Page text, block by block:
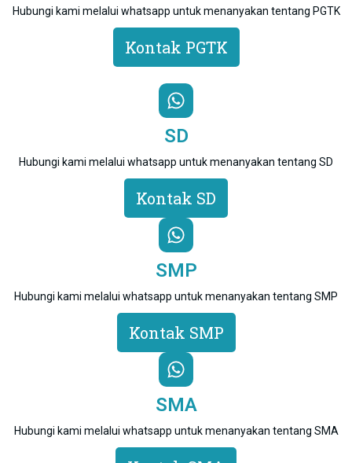
Hubungi kami melalui whatsapp untuk menanyakan tentang PGTK
Kontak PGTK
SD
Hubungi kami melalui whatsapp untuk menanyakan tentang SD
Kontak SD
SMP
Hubungi kami melalui whatsapp untuk menanyakan tentang SMP
Kontak SMP
SMA
Hubungi kami melalui whatsapp untuk menanyakan tentang SMA